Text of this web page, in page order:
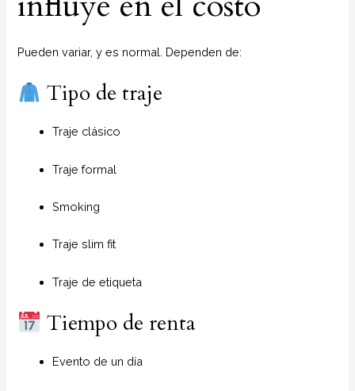
Pueden variar, y es normal. Dependen de:
Tipo de traje
Traje clásico
Traje formal
Smoking
Traje slim fit
Traje de etiqueta
Tiempo de renta
Evento de un día